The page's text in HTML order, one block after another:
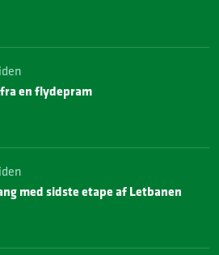
en flydepram
med sidste etape af Letbanen